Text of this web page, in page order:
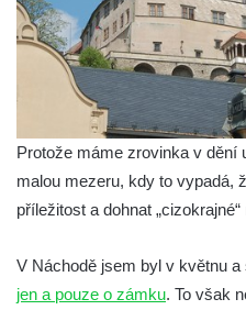
Protože máme zrovinka v dění
malou mezeru, kdy to vypadá,
příležitost a dohnat „cizokrajné“
V Náchodě jsem byl v květnu
jen a pouze o zámku. To však